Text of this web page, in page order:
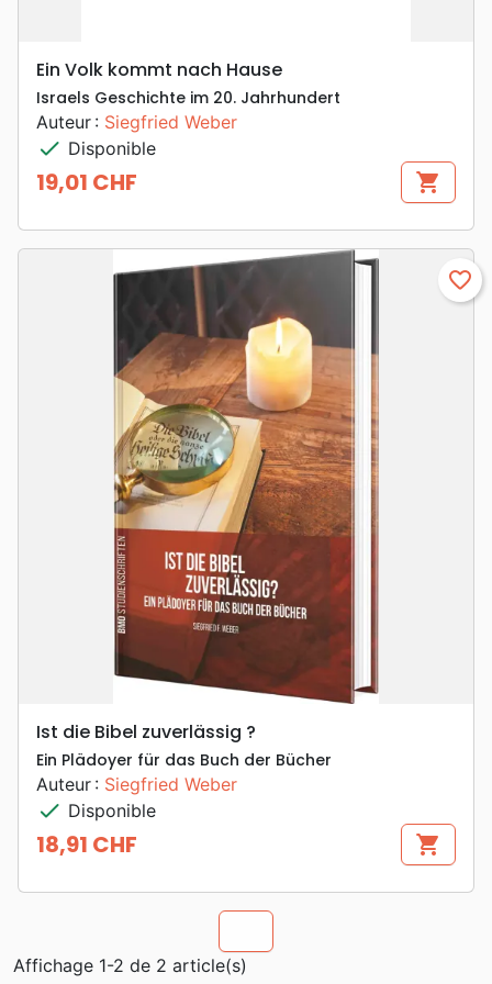
Ein Volk kommt nach Hause
Israels Geschichte im 20. Jahrhundert
Auteur : Siegfried Weber
check Disponible
Prix
19,01 CHF shopping_cart
favorite_border
Ist die Bibel zuverlässig ?
Ein Plädoyer für das Buch der Bücher
Auteur : Siegfried Weber
check Disponible
Prix
18,91 CHF shopping_cart
Affichage 1-2 de 2 article(s)